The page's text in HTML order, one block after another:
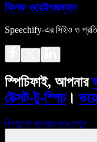
ক্লিফ ওয়েইৎজম্যান
Speechify-এর সিইও ও
স্পিচিফাই, আপনার
টেক্সট-টু-স্পিচ।
বিনামূল্যে ব্যবহার করে দেখুন